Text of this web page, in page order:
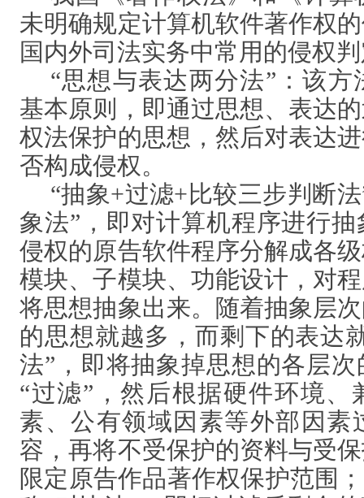
未明确规定计算机软件著作权
国内外司法实务中常用的侵权
“思想与表达两分法”：该
基本原则，即通过思想、表达
权法保护的思想，然后对表达
否构成侵权。
“抽象+过滤+比较三步判断
象法”，即对计算机程序进行
侵权的原告软件程序分解成各
模块、子模块、功能设计，对
将思想抽象出来。随着抽象层
的思想就越多，而剩下的表达
法”，即将抽象掉思想的各层
“过滤”，然后根据硬件环境、
素、公有领域因素等外部因素
容，再将不受保护的资料与受
限定原告作品著作权保护范围